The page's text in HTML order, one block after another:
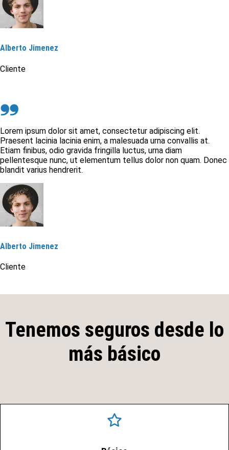
Alberto Jimenez
Cliente
❟❟
Lorem ipsum dolor sit amet, consectetur adipiscing elit.
Praesent lacinia lacinia enim, a malesuada urna convallis at.
Etiam finibus, odio gravida fringilla luctus, urna diam
pellentesque nunc, ut elementum tellus dolor non quam. Donec
blandit varius hendrerit.
Alberto Jimenez
Cliente
Tenemos seguros desde lo
más básico